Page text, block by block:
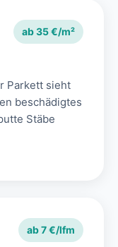
ab 35 €/m²
Parkett sieht
beschädigtes
Stäbe
ab 7 €/lfm